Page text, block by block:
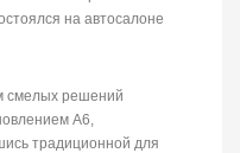
на автосалоне
смелых решений
А6,
традиционной для